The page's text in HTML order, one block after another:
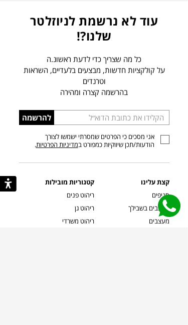
עוד לא נרשמת לניוזלטר
שלנו?!
כל מה שצריך כדי לדעת ראשונ.ה
על קולקציות חדשות, מבצעים בלעדיים, השראות
וטרנדים
בהרשמה קצרה ומהירה
הכניסו
כתובת
דוא”ל
להרשמה
אני מסכים כי הפרטים שמסרתי ישמשו לצורך
הודעות/תכן שיווקיות כמפורט במדיניות הפרטיות.
קצת עלינו
סניפים
מעצבים בשבילך
מעצבים
קטגוריות מובילות
ריהוט פנים
ריהוט גן
ריהוט משרדי